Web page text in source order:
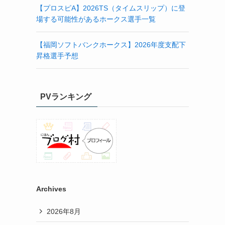
【プロスピA】2026TS（タイムスリップ）に登
場する可能性があるホークス選手一覧
【福岡ソフトバンクホークス】2026年度支配下
昇格選手予想
PVランキング
Archives
2026年8月